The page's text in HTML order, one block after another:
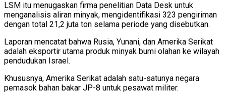
LSM itu menugaskan firma penelitian Data Desk untuk
menganalisis aliran minyak, mengidentifikasi 323 pengiriman
dengan total 21,2 juta ton selama periode yang disebutkan.
Laporan mencatat bahwa Rusia, Yunani, dan Amerika Serikat
adalah eksportir utama produk minyak bumi olahan ke wilayah
pendudukan Israel.
Khususnya, Amerika Serikat adalah satu-satunya negara
pemasok bahan bakar JP-8 untuk pesawat militer.